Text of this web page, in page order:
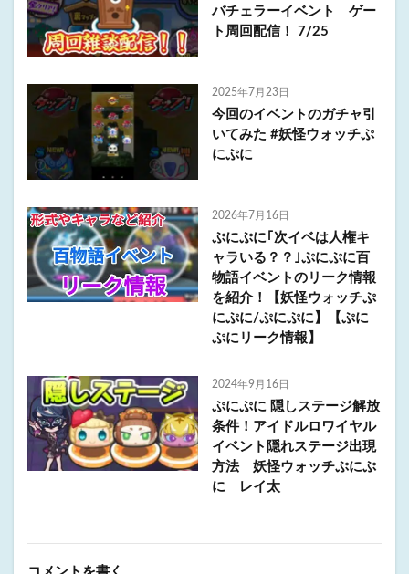
バチェラーイベント ゲー
ト周回配信！ 7/25
2025年7月23日
今回のイベントのガチャ引
いてみた #妖怪ウォッチぷ
にぷに
2026年7月16日
ぷにぷに｢次イベは人権キ
ャラいる？？｣ぷにぷに百
物語イベントのリーク情報
を紹介！【妖怪ウォッチぷ
にぷに/ぷにぷに】【ぷに
ぷにリーク情報】
2024年9月16日
ぷにぷに 隠しステージ解放
条件！アイドルロワイヤル
イベント隠れステージ出現
方法 妖怪ウォッチぷにぷ
に レイ太